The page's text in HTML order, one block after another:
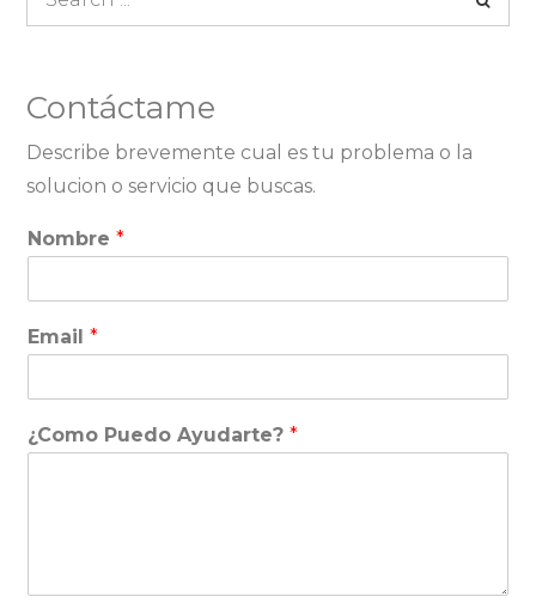
for:
Contáctame
Describe brevemente cual es tu problema o la
solucion o servicio que buscas.
Nombre*
Email*
¿Como Puedo Ayudarte?*